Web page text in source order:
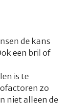
de kans
een bril of
is te
zo
niet alleen de